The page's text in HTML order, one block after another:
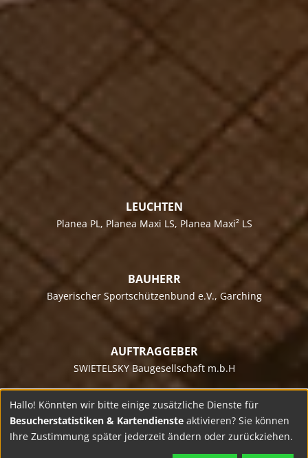
LEUCHTEN
Planea PL, Planea Maxi LS, Planea Maxi² LS
BAUHERR
Bayerischer Sportschützenbund e.V., Garching
AUFTRAGGEBER
SWIETELSKY Baugesellschaft m.b.H
PROJEKTJAHR
2023
Hallo! Könnten wir bitte einige zusätzliche Dienste für
Besucherstatistiken & Kartendienste aktivieren? Sie können
Ihre Zustimmung später jederzeit ändern oder zurückziehen.